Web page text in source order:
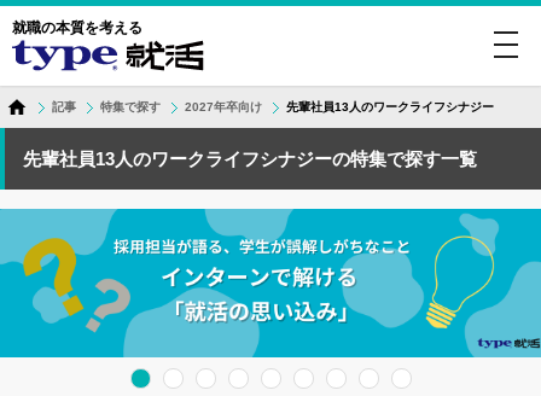
就職の本質を考える
記事 特集で探す 2027年卒向け 先輩社員13人のワークライフシナジー
先輩社員13人のワークライフシナジーの特集で探す一覧